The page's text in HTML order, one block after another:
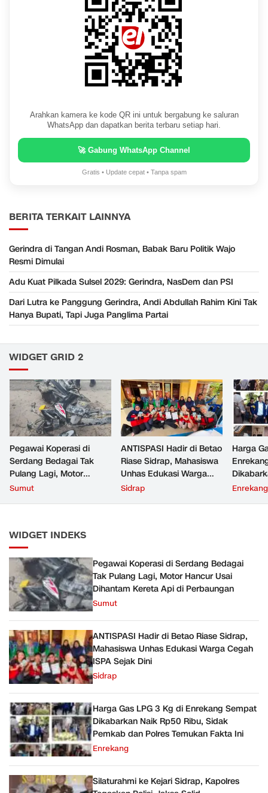
Arahkan kamera ke kode QR ini untuk bergabung ke saluran
WhatsApp dan dapatkan berita terbaru setiap hari.
🚀 Gabung WhatsApp Channel
Gratis • Update cepat • Tanpa spam
BERITA TERKAIT LAINNYA
Gerindra di Tangan Andi Rosman, Babak Baru Politik Wajo
Resmi Dimulai
Adu Kuat Pilkada Sulsel 2029: Gerindra, NasDem dan PSI
Dari Lutra ke Panggung Gerindra, Andi Abdullah Rahim Kini Tak
Hanya Bupati, Tapi Juga Panglima Partai
WIDGET GRID 2
Pegawai Koperasi di
Serdang Bedagai Tak
Pulang Lagi, Motor
Hancur Usai Dihantam
Sumut
ANTISPASI Hadir di Betao
Riase Sidrap, Mahasiswa
Unhas Edukasi Warga
Cegah ISPA Sejak Dini
Sidrap
Harga
Ribu,
Enrekang
WIDGET INDEKS
Pegawai Koperasi di Serdang Bedagai
Tak Pulang Lagi, Motor Hancur Usai
Dihantam Kereta Api di Perbaungan
Sumut
ANTISPASI Hadir di Betao Riase Sidrap,
Mahasiswa Unhas Edukasi Warga Cegah
ISPA Sejak Dini
Sidrap
Harga Gas LPG 3 Kg di Enrekang Sempat
Dikabarkan Naik Rp50 Ribu, Sidak
Pemkab dan Polres Temukan Fakta Ini
Enrekang
Silaturahmi ke Kejari Sidrap, Kapolres